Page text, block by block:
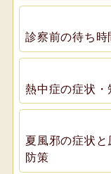
診察前の待ち時
熱中症の症状・
夏風邪の症状
防策